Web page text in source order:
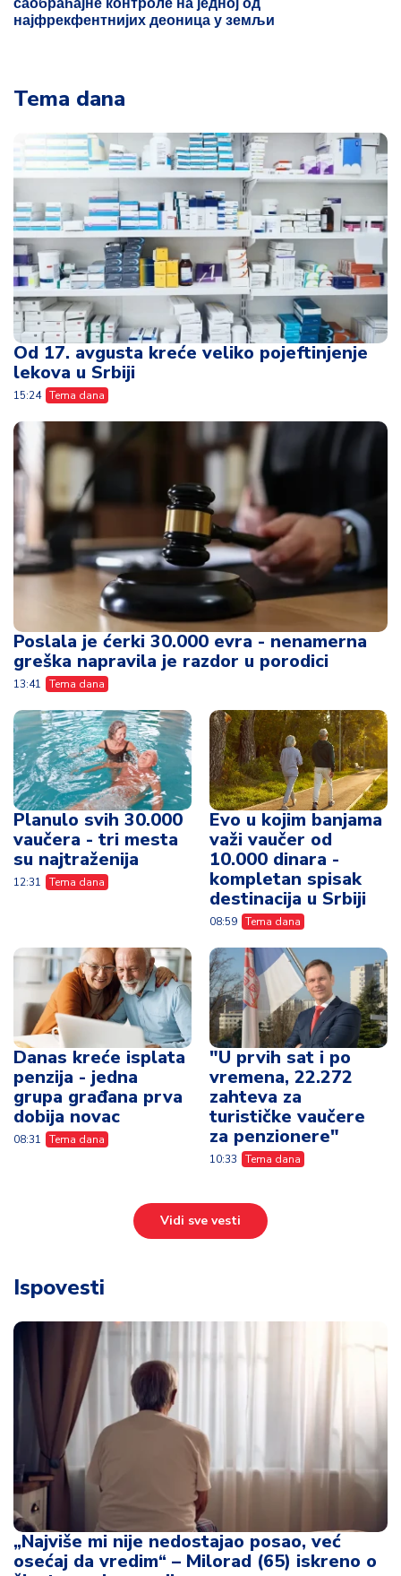
саобраћајне контроле на једној од
најфрекфентнијих деоница у земљи
Tema dana
Od 17. avgusta kreće veliko pojeftinjenje
lekova u Srbiji
15:24 Tema dana
Poslala je ćerki 30.000 evra - nenamerna
greška napravila je razdor u porodici
13:41 Tema dana
Planulo svih 30.000
vaučera - tri mesta
su najtraženija
12:31 Tema dana
Evo u kojim banjama
važi vaučer od
10.000 dinara -
kompletan spisak
destinacija u Srbiji
08:59 Tema dana
Danas kreće isplata
penzija - jedna
grupa građana prva
dobija novac
08:31 Tema dana
"U prvih sat i po
vremena, 22.272
zahteva za
turističke vaučere
za penzionere"
10:33 Tema dana
Vidi sve vesti
Ispovesti
„Najviše mi nije nedostajao posao, već
osećaj da vredim“ – Milorad (65) iskreno o